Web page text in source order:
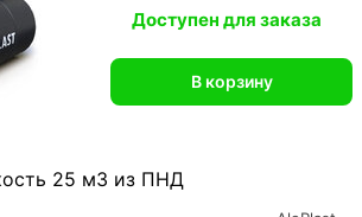
25 м3 из ПНД
Доступен для заказа
В корзину